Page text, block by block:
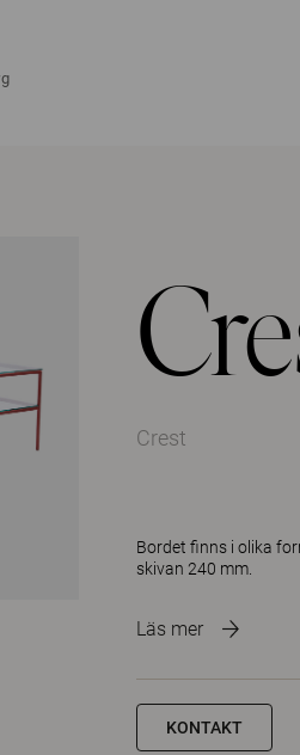
Crest
Bordet finns i olika
skivan 240 mm.
Läs mer
KONTAKT